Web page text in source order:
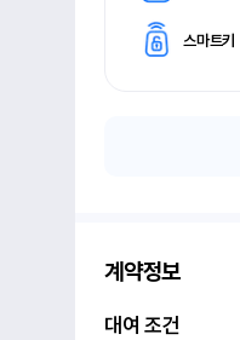
스마트키
계약정보
대여 조건